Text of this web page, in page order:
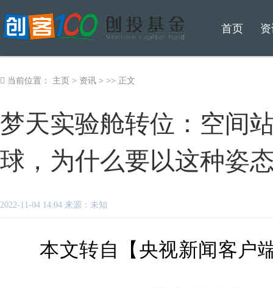
首页
当前位置： 主页 > 资讯 > >> 正文
梦天实验舱转位：空间
球，为什么要以这种姿
2022-11-04 14:04 来源：未知
本文转自【央视新闻客户